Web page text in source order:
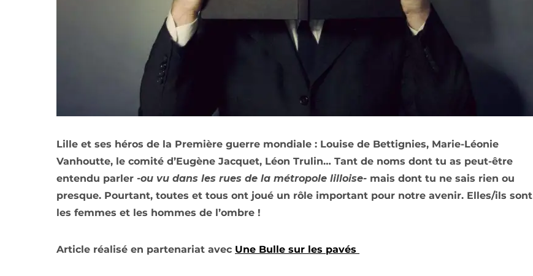
Lille et ses héros de la Première guerre mondiale : Louise de Bettignies, Marie-Léonie
Vanhoutte, le comité d’Eugène Jacquet, Léon Trulin… Tant de noms dont tu as peut-être
entendu parler -ou vu dans les rues de la métropole lilloise- mais dont tu ne sais rien ou
presque. Pourtant, toutes et tous ont joué un rôle important pour notre avenir. Elles/ils sont
les femmes et les hommes de l’ombre !
Article réalisé en partenariat avec Une Bulle sur les pavés